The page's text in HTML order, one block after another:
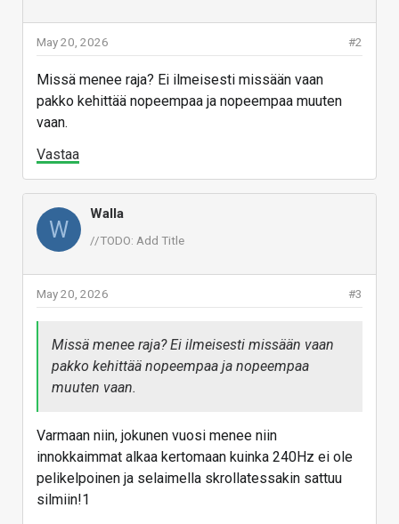
#2
May 20, 2026
Missä menee raja? Ei ilmeisesti missään vaan
pakko kehittää nopeempaa ja nopeempaa muuten
vaan.
Vastaa
W
Walla
//TODO: Add Title
#3
May 20, 2026
Missä menee raja? Ei ilmeisesti missään vaan
pakko kehittää nopeempaa ja nopeempaa
muuten vaan.
Varmaan niin, jokunen vuosi menee niin
innokkaimmat alkaa kertomaan kuinka 240Hz ei ole
pelikelpoinen ja selaimella skrollatessakin sattuu
silmiin!1